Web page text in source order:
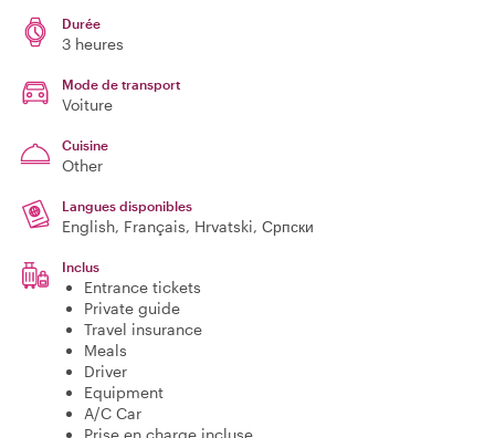
Durée
3 heures
Mode de transport
Voiture
Cuisine
Other
Langues disponibles
English, Français, Hrvatski, Српски
Inclus
Entrance tickets
Private guide
Travel insurance
Meals
Driver
Equipment
A/C Car
Prise en charge incluse